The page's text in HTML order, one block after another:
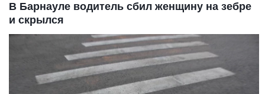
В Барнауле водитель сбил женщину на зебре
и скрылся